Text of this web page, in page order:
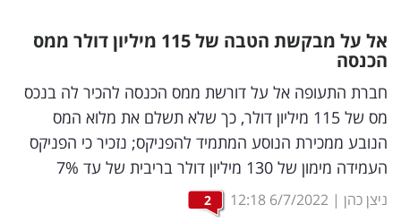
דיגיטל
וטק
שיווק
ופרסום
משפט
אל על מבקשת הטבה של 115 מיליון דולר ממס
הכנסה
חברת התעופה אל על דורשת ממס הכנסה להכיר לה בנכס
מס של 115 מיליון דולר, כך שלא תשלם את מלוא המס
הנובע ממכירת הנוסע המתמיד להפניקס; נזכיר כי הפניקס
העמידה מימון של 130 מיליון דולר בריבית של עד 7%
ניצן כהן |
6/7/2022
12:18
2